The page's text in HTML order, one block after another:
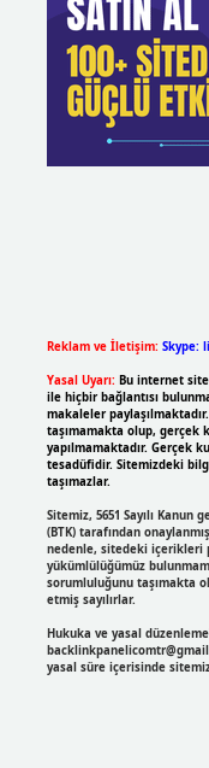
Reklam ve İletişim: Skype:
Yasal Uyarı: Bu internet
ile hiçbir bağlantısı
makaleler
taşımamakta olup, gerçek
yapılmamaktadır. Gerçek
tesadüfidir. Sitemizdeki
taşımazlar.
Sitemiz, 5651 Sayılı
(BTK) tarafından
nedenle, sitedeki içerikleri
yükümlülüğümüz
sorumluluğunu taşımakta
etmiş sayılırlar.
Hukuka ve yasal
yasal süre içerisinde